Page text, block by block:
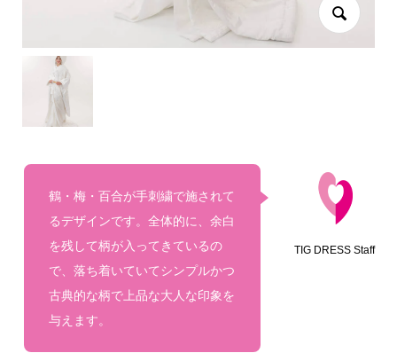
TIG DRESS Staff
鶴・梅・百合が手刺繍で施されて
るデザインです。全体的に、余白
を残して柄が入ってきているの
で、落ち着いていてシンプルかつ
古典的な柄で上品な大人な印象を
与えます。